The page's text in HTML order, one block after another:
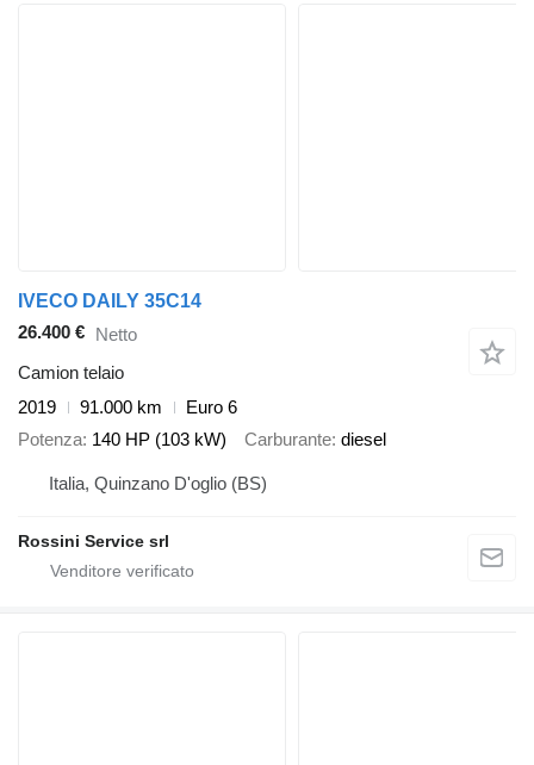
IVECO DAILY 35C14
26.400 € Netto
Camion telaio
2019
91.000 km
Euro 6
Potenza 140 HP (103 kW) Carburante diesel
Italia, Quinzano D'oglio (BS)
Rossini Service srl